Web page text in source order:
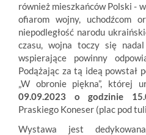
również mieszkańców Polski -
ofiarom wojny, uchodźcom
niepodległość narodu
czasu, wojna toczy się
wspierające powinny
Podążając za tą ideą powstał
„W obronie piękna”, której
09.09.2023 o godzinie
Praskiego Koneser (plac pod
Wystawa jest